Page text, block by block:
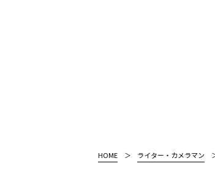
HOME ライター・カメラマン